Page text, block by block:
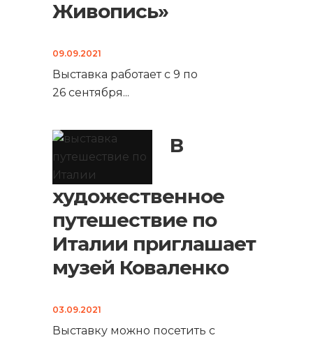
Живопись»
09.09.2021
Выставка работает с 9 по
26 сентября...
В
художественное
путешествие по
Италии приглашает
музей Коваленко
03.09.2021
Выставку можно посетить с